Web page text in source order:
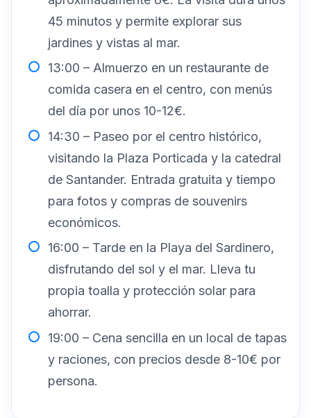
45 minutos y permite explorar sus
jardines y vistas al mar.
13:00 – Almuerzo en un restaurante de
comida casera en el centro, con menús
del día por unos 10-12€.
14:30 – Paseo por el centro histórico,
visitando la Plaza Porticada y la catedral
de Santander. Entrada gratuita y tiempo
para fotos y compras de souvenirs
económicos.
16:00 – Tarde en la Playa del Sardinero,
disfrutando del sol y el mar. Lleva tu
propia toalla y protección solar para
ahorrar.
19:00 – Cena sencilla en un local de tapas
y raciones, con precios desde 8-10€ por
persona.